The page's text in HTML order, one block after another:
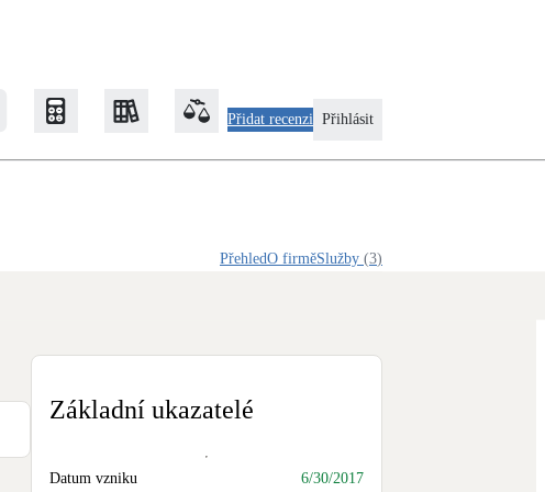
Přidat recenzi Přihlásit
Tepelná čerpadla na chlazení
PřehledO firměSlužby (3)
Základní ukazatelé
Datum vzniku
6/30/2017